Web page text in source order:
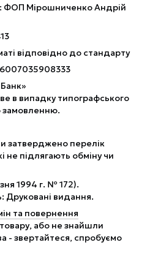
ФОП Мірошниченко Андрій
відповідно до стандарту
в випадку типографського
замовленню.
затверджено перелік
не підлягають обміну чи
1994 г. № 172).
Друковані видання.
та повернення
або не знайшли
- звертайтеся, спробуємо